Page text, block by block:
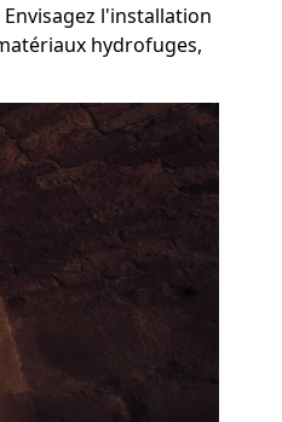
l'installation
hydrofuges,